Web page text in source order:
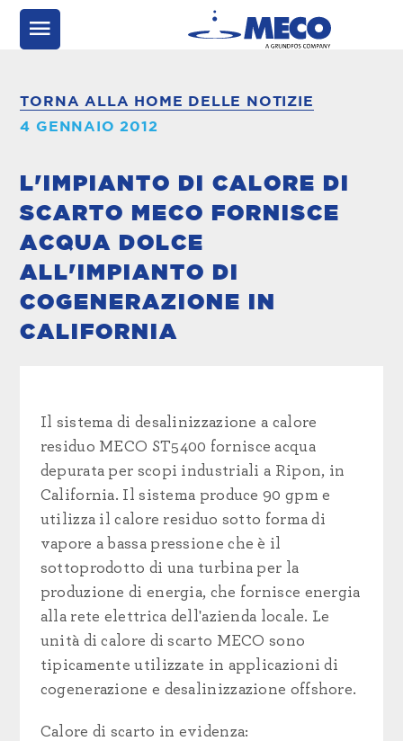
TORNA ALLA HOME DELLE NOTIZIE
4 GENNAIO 2012
L'IMPIANTO DI CALORE DI
SCARTO MECO FORNISCE
ACQUA DOLCE
ALL'IMPIANTO DI
COGENERAZIONE IN
CALIFORNIA
Il sistema di desalinizzazione a calore
residuo MECO ST5400 fornisce acqua
depurata per scopi industriali a Ripon, in
California. Il sistema produce 90 gpm e
utilizza il calore residuo sotto forma di
vapore a bassa pressione che è il
sottoprodotto di una turbina per la
produzione di energia, che fornisce energia
alla rete elettrica dell'azienda locale. Le
unità di calore di scarto MECO sono
tipicamente utilizzate in applicazioni di
cogenerazione e desalinizzazione offshore.
Calore di scarto in evidenza: